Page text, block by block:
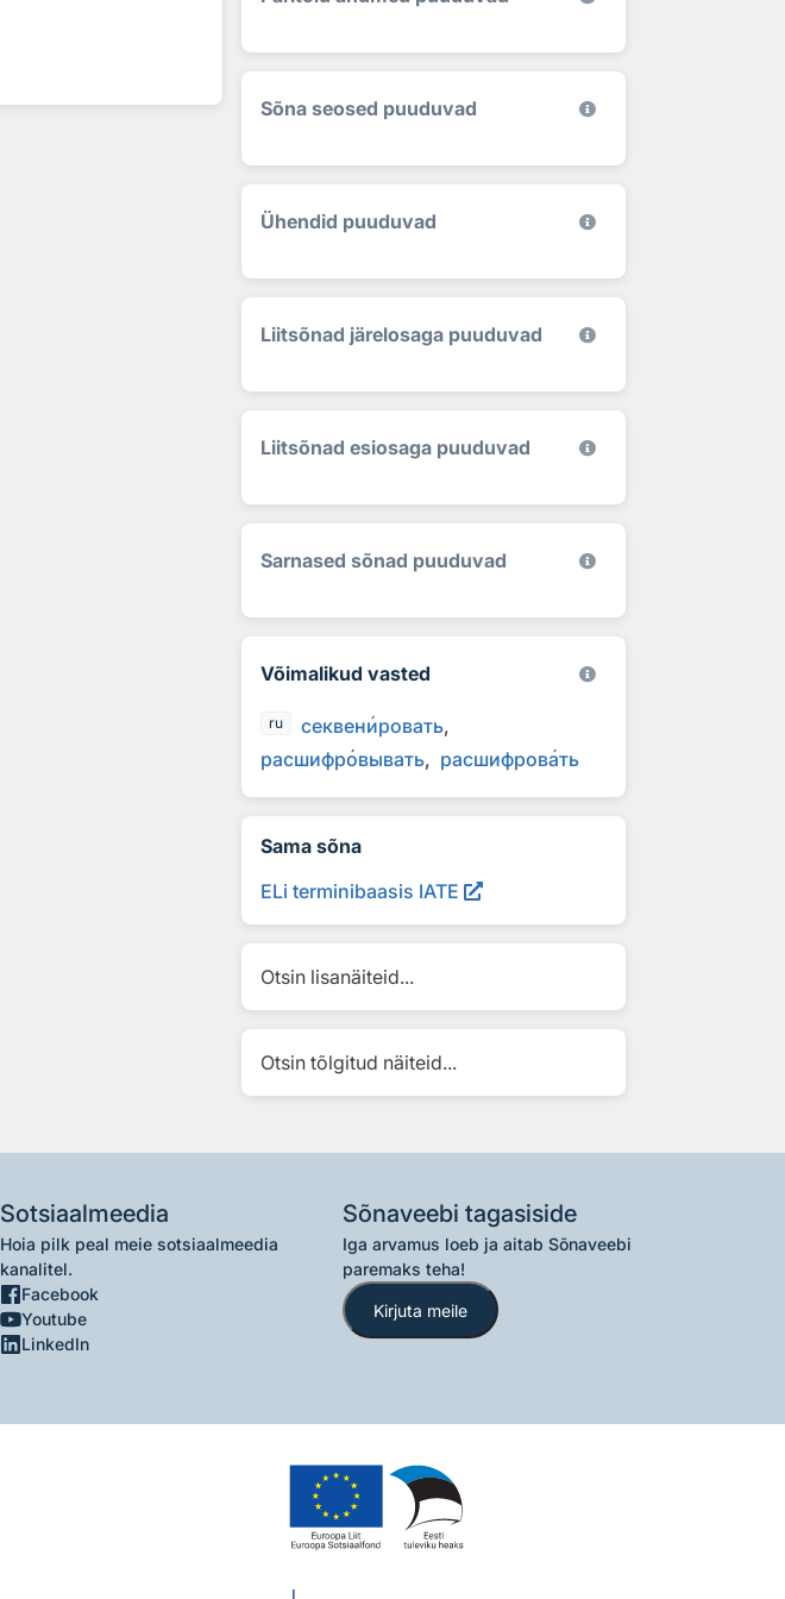
Sõna seosed puuduvad
Ühendid puuduvad
Liitsõnad järelosaga puuduvad
Liitsõnad esiosaga puuduvad
Sarnased sõnad puuduvad
Võimalikud vasted
ru секвенировать
расшифровывать расшифровать
Sama sõna
ELi terminibaasis IATE
Otsin lisanäiteid...
Otsin tõlgitud näiteid...
Sotsiaalmeedia
Hoia pilk peal meie sotsiaalmeedia
kanalitel.
Facebook
Youtube
LinkedIn
Sõnaveebi tagasiside
Iga arvamus loeb ja aitab Sõnaveebi
paremaks teha!
Kirjuta meile